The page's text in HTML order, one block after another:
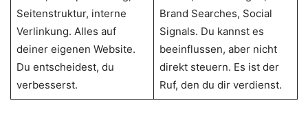
Seitenstruktur, interne
Verlinkung. Alles auf
deiner eigenen Website.
Du entscheidest, du
verbesserst.
Brand Searches, Social
Signals. Du kannst es
beeinflussen, aber nicht
direkt steuern. Es ist der
Ruf, den du dir verdienst.